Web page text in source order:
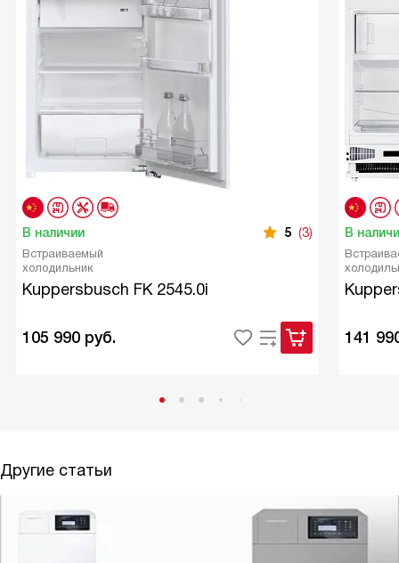
В наличии 5 (3)
Встраиваемый
холодильник
Kuppersbusch FK 2545.0i
105 990 руб.
В
141
Другие статьи